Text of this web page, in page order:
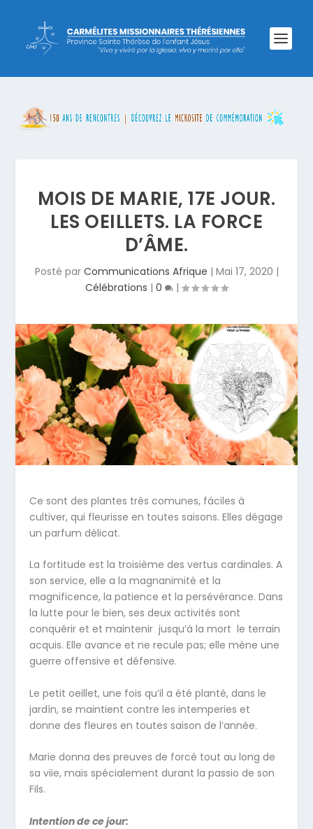
MOIS DE MARIE, 17E JOUR.
LES OEILLETS. LA FORCE
D’ÂME.
Posté par Communications Afrique | Mai 17, 2020 |
Célébrations | 0 |
Ce sont des plantes très comunes, fáciles à
cultiver, qui fleurisse en toutes saisons. Elles dégage
un parfum délicat.
La fortitude est la troisième des vertus cardinales. A
son service, elle a la magnanimité et la
magnificence, la patience et la persévérance. Dans
la lutte pour le bien, ses deux activités sont
conquérir et et maintenir jusqu’à la mort le terrain
acquis. Elle avance et ne recule pas; elle mène une
guerre offensive et défensive.
Le petit oeillet, une fois qu’il a été planté, dans le
jardín, se maintient contre les intemperies et
donne des fleures en toutes saison de l’année.
Marie donna des preuves de forcé tout au long de
sa viie, mais spécialement durant la passio de son
Fils.
Intention de ce jour: